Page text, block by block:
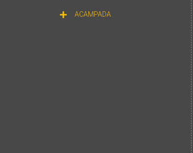
ACAMPADA